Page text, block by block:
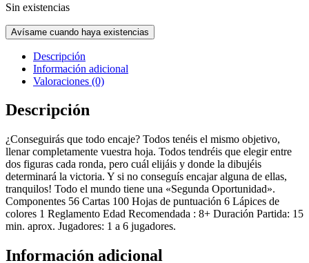
Sin existencias
Avísame cuando haya existencias
Descripción
Información adicional
Valoraciones (0)
Descripción
¿Conseguirás que todo encaje? Todos tenéis el mismo objetivo,
llenar completamente vuestra hoja. Todos tendréis que elegir entre
dos figuras cada ronda, pero cuál elijáis y donde la dibujéis
determinará la victoria. Y si no conseguís encajar alguna de ellas,
tranquilos! Todo el mundo tiene una «Segunda Oportunidad».
Componentes 56 Cartas 100 Hojas de puntuación 6 Lápices de
colores 1 Reglamento Edad Recomendada : 8+ Duración Partida: 15
min. aprox. Jugadores: 1 a 6 jugadores.
Información adicional